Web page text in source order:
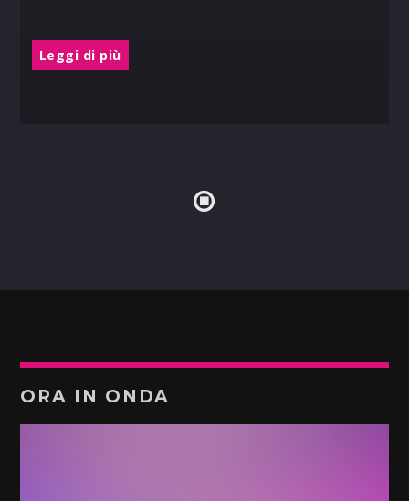
Leggi di più
ORA IN ONDA